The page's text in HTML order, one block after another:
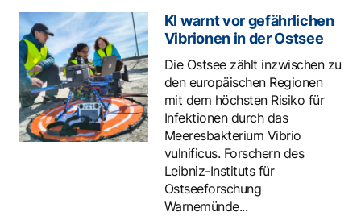
KI warnt vor gefährlichen
Vibrionen in der Ostsee
Die Ostsee zählt inzwischen zu
den europäischen Regionen
mit dem höchsten Risiko für
Infektionen durch das
Meeresbakterium Vibrio
vulnificus. Forschern des
Leibniz-Instituts für
Ostseeforschung
Warnemünde...